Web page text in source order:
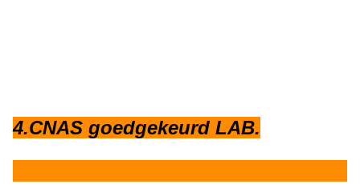
4.CNAS goedgekeurd LAB.